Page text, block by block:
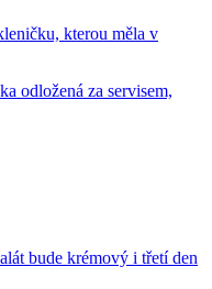
kterou měla v
odložená za servisem,
bude krémový i třetí den